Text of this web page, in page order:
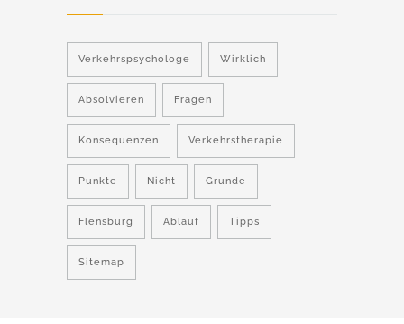
Verkehrspsychologe Wirklich
Absolvieren Fragen
Konsequenzen Verkehrstherapie
Punkte Nicht Grunde
Flensburg Ablauf Tipps
Sitemap